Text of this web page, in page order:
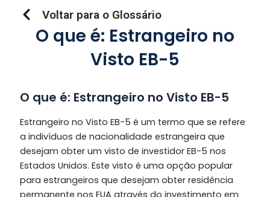
Voltar para o Glossário
O que é: Estrangeiro no
Visto EB-5
O que é: Estrangeiro no Visto EB-5
Estrangeiro no Visto EB-5 é um termo que se refere
a indivíduos de nacionalidade estrangeira que
desejam obter um visto de investidor EB-5 nos
Estados Unidos. Este visto é uma opção popular
para estrangeiros que desejam obter residência
permanente nos EUA através do investimento em